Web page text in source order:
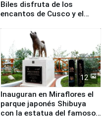
Biles disfruta de los
encantos de Cusco y el
12
Inauguran en Miraflores el
parque japonés Shibuya
con la estatua del famoso